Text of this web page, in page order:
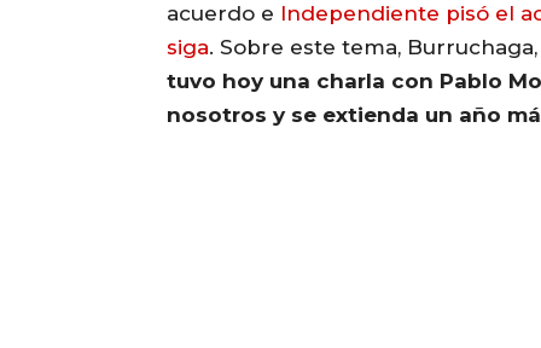
acuerdo e Independiente pisó el
siga. Sobre este tema,
tuvo hoy una charla con Pablo
nosotros y se extienda un año